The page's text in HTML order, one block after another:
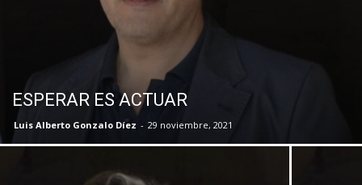
ESPERAR ES ACTUAR
Luis Alberto Gonzalo Díez - 29 noviembre, 2021